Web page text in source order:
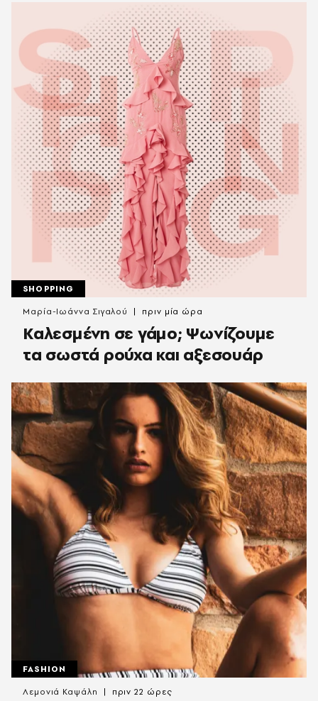
SHOPPING
Καλεσμένη σε γάμο; Ψωνίζουμε
τα σωστά ρούχα και αξεσουάρ
Μαρία-Ιωάννα Σιγαλού πριν μία ώρα
FASHION
Λεμονιά Καψάλη πριν 22 ώρες